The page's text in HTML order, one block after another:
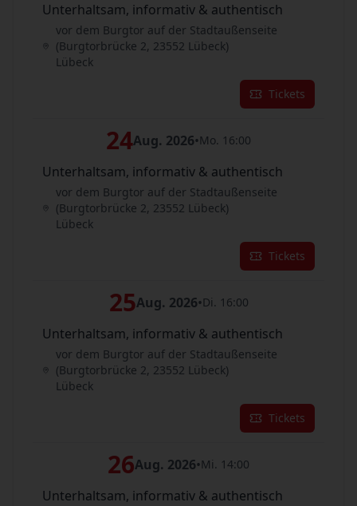
Unterhaltsam, informativ & authentisch
vor dem Burgtor auf der Stadtaußenseite
(Burgtorbrücke 2, 23552 Lübeck)
Lübeck
Tickets
24Aug. 2026•Mo. 16:00
Unterhaltsam, informativ & authentisch
vor dem Burgtor auf der Stadtaußenseite
(Burgtorbrücke 2, 23552 Lübeck)
Lübeck
Tickets
25Aug. 2026•Di. 16:00
Unterhaltsam, informativ & authentisch
vor dem Burgtor auf der Stadtaußenseite
(Burgtorbrücke 2, 23552 Lübeck)
Lübeck
Tickets
26Aug. 2026•Mi. 14:00
Unterhaltsam, informativ & authentisch